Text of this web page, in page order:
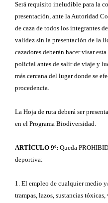
Será requisito ineludible para la
presentación, ante la Autoridad
de caza de todos los integrantes
validez sin la presentación de la
cazadores deberán hacer visar
policial antes de salir de viaje y
más cercana del lugar donde se
procedencia.
La Hoja de ruta deberá ser
en el Programa Biodiversidad.
ARTÍCULO 9º: Queda
deportiva:
1. El empleo de cualquier medio
trampas, lazos, sustancias